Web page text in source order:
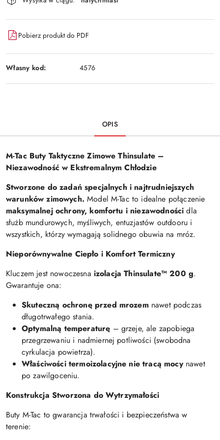
Pobierz produkt do PDF
Własny kod: 4576
OPIS
M-Tac Buty Taktyczne Zimowe Thinsulate –
Niezawodność w Ekstremalnym Chłodzie
Stworzone do zadań specjalnych i najtrudniejszych
warunków zimowych. Model M-Tac to idealne połączenie
maksymalnej ochrony, komfortu i niezawodności dla
służb mundurowych, myśliwych, entuzjastów outdooru i
wszystkich, którzy wymagają solidnego obuwia na mróz.
Nieporównywalne Ciepło i Komfort Termiczny
Kluczem jest nowoczesna izolacja Thinsulate™ 200 g.
Gwarantuje ona:
Skuteczną ochronę przed mrozemnawet podczas
długotrwałego stania.
Optymalną temperaturę – grzeje, ale zapobiega
przegrzewaniu i nadmiernej potliwości (swobodna
cyrkulacja powietrza).
Właściwości termoizolacyjne nie tracą mocynawet
po zawilgoceniu.
Konstrukcja Stworzona do Wytrzymałości
Buty M-Tac to gwarancja trwałości i bezpieczeństwa w
terenie: